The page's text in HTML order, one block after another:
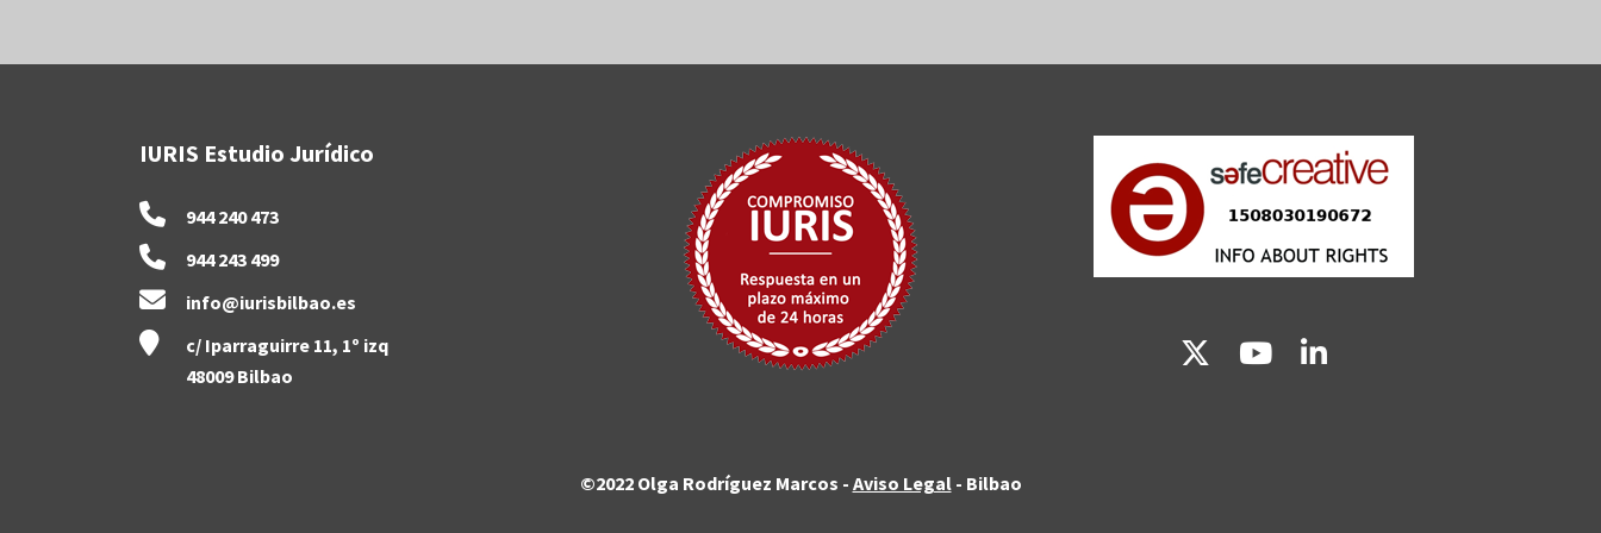
IURIS Estudio Jurídico
944 240 473
944 243 499
info@iurisbilbao.es
c/ Iparraguirre 11, 1º izq
48009 Bilbao
©2022 Olga Rodríguez Marcos - Aviso Legal- Bilbao